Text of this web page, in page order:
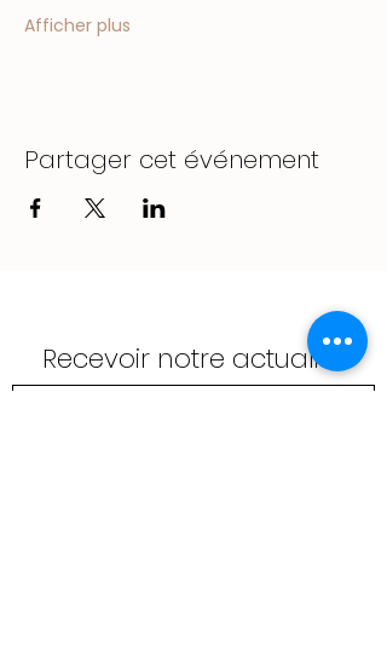
Afficher plus
Partager cet événement
Recevoir notre actualité